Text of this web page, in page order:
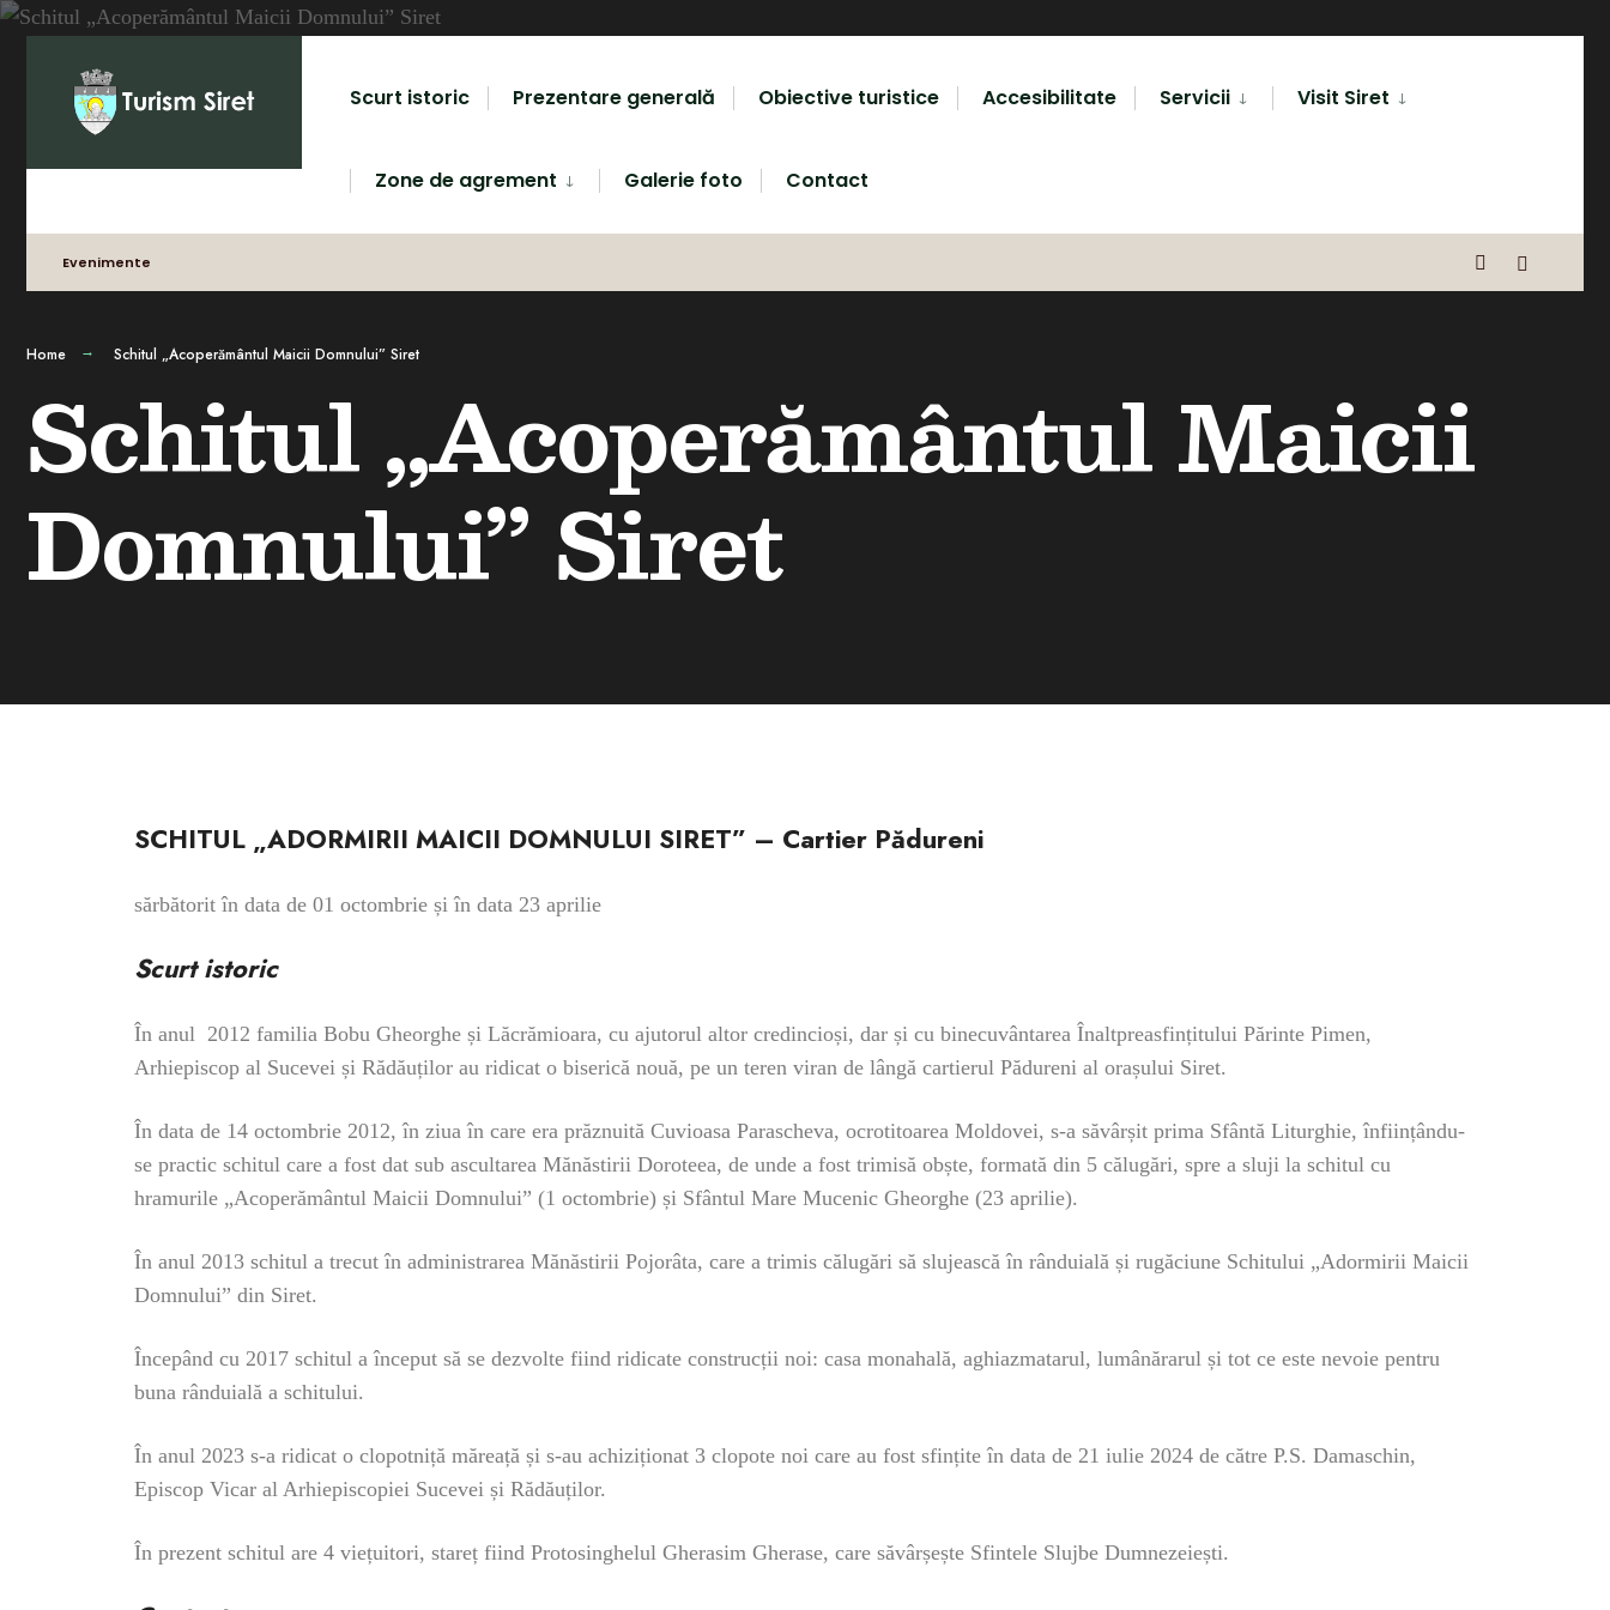
Scurt istoric Prezentare generală Obiective turistice Accesibilitate Servicii Visit Siret
Zone de agrement Galerie foto Contact
Evenimente
Home Schitul „Acoperământul Maicii Domnului” Siret
Schitul „Acoperământul Maicii
Domnului” Siret
SCHITUL „ADORMIRII MAICII DOMNULUI SIRET” – Cartier Pădureni
sărbătorit în data de 01 octombrie și în data 23 aprilie
Scurt istoric
În anul 2012 familia Bobu Gheorghe și Lăcrămioara, cu ajutorul altor credincioși, dar și cu binecuvântarea Înaltpreasfințitului Părinte Pimen,
Arhiepiscop al Sucevei și Rădăuților au ridicat o biserică nouă, pe un teren viran de lângă cartierul Pădureni al orașului Siret.
În data de 14 octombrie 2012, în ziua în care era prăznuită Cuvioasa Parascheva, ocrotitoarea Moldovei, s-a săvârșit prima Sfântă Liturghie, înființându-
se practic schitul care a fost dat sub ascultarea Mănăstirii Doroteea, de unde a fost trimisă obște, formată din 5 călugări, spre a sluji la schitul cu
hramurile „Acoperământul Maicii Domnului” (1 octombrie) și Sfântul Mare Mucenic Gheorghe (23 aprilie).
În anul 2013 schitul a trecut în administrarea Mănăstirii Pojorâta, care a trimis călugări să slujească în rânduială și rugăciune Schitului „Adormirii Maicii
Domnului” din Siret.
Începând cu 2017 schitul a început să se dezvolte fiind ridicate construcții noi: casa monahală, aghiazmatarul, lumânărarul și tot ce este nevoie pentru
buna rânduială a schitului.
În anul 2023 s-a ridicat o clopotniță măreață și s-au achiziționat 3 clopote noi care au fost sfințite în data de 21 iulie 2024 de către P.S. Damaschin,
Episcop Vicar al Arhiepiscopiei Sucevei și Rădăuților.
În prezent schitul are 4 viețuitori, stareț fiind Protosinghelul Gherasim Gherase, care săvârșește Sfintele Slujbe Dumnezeiești.